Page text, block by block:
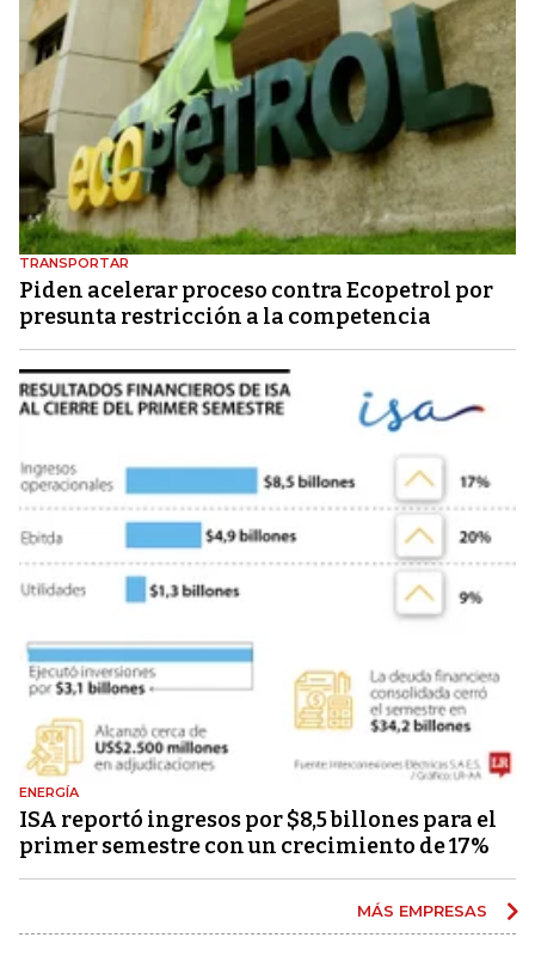
TRANSPORTAR
Piden acelerar proceso contra Ecopetrol por
presunta restricción a la competencia
ENERGÍA
ISA reportó ingresos por $8,5 billones para el
primer semestre con un crecimiento de 17%
MÁS EMPRESAS